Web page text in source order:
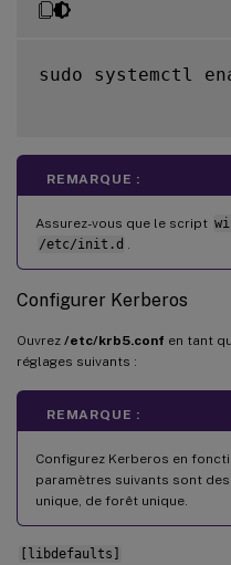
sudo systemctl
REMARQUE :
Assurez-vous que le script
/etc/init.d
Configurer Kerberos
Ouvrez /etc/krb5.conf en tant
réglages suivants :
REMARQUE :
Configurez Kerberos en
paramètres suivants sont
unique, de forêt unique.
[libdefaults]